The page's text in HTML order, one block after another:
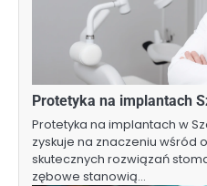
Protetyka na implantach
Protetyka na implantach w
zyskuje na znaczeniu wśród
skutecznych rozwiązań
zębowe stanowią…